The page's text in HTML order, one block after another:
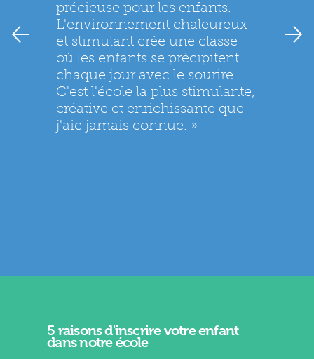
5 raisons d'inscrire votre enfant
dans notre école
précieuse pour les enfants.
L'environnement chaleureux
et stimulant crée une classe
où les enfants se précipitent
chaque jour avec le sourire.
C'est l'école la plus stimulante,
créative et enrichissante que
j'aie jamais connue. »